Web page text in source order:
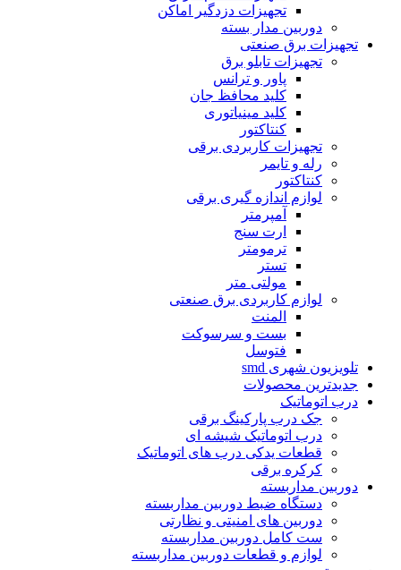
تجهیزات دزدگیر اماکن
دوربین مدار بسته
تجهیزات برق صنعتی
تجهیزات تابلو برق
پاور و ترانس
کلید محافظ جان
کلید مینیاتورى
کنتاکتور
تجهیزات کاربردى برقى
رله و تایمر
کنتاکتور
لوازم اندازه گیرى برقى
آمپرمتر
ارت سنج
ترمومتر
تستر
مولتى متر
لوازم کاربردى برق صنعتى
المنت
بست و سرسوکت
فتوسل
تلویزیون شهرى smd
جدیدترین محصولات
درب اتوماتیک
جک درب پارکینگ برقی
درب اتوماتیک شیشه ای
قطعات یدکی درب های اتوماتیک
کرکره برقی
دوربین مداربسته
دستگاه ضبط دوربین مداربسته
دوربین های امنیتی و نظارتی
ست کامل دوربین مداربسته
لوازم و قطعات دوربین مداربسته